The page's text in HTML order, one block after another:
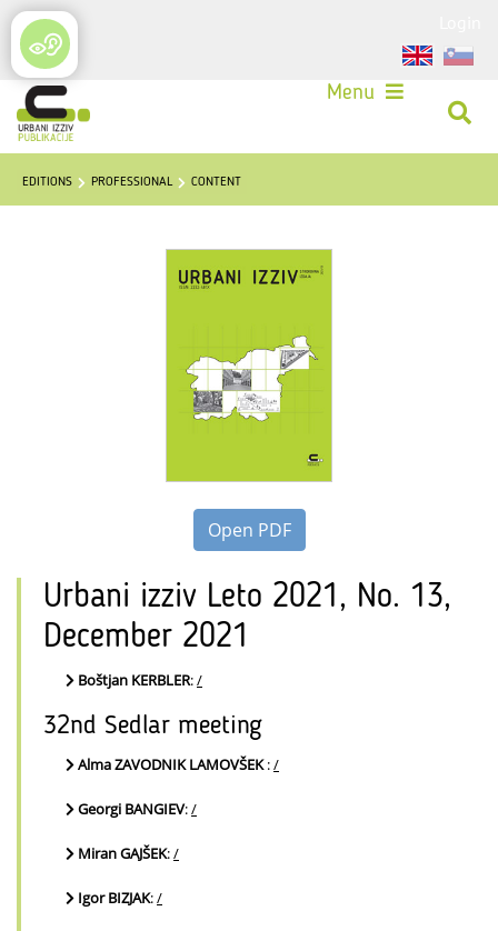
Menu
EDITIONS PROFESSIONAL CONTENT
Open PDF
Urbani izziv Leto 2021, No. 13,
December 2021
Boštjan KERBLER:/
32nd Sedlar meeting
Alma ZAVODNIK LAMOVŠEK:/
Georgi BANGIEV:/
Miran GAJŠEK:/
Igor BIZJAK:/